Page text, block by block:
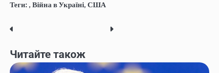
Теги: , Війна в Україні, США
Post
navigation
Читайте також